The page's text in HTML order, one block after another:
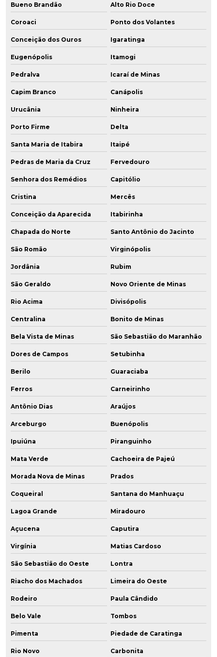
Bueno Brandão Alto Rio Doce
Coroaci Ponto dos Volantes
Conceição dos Ouros Igaratinga
Eugenópolis Itamogi
Pedralva Icaraí de Minas
Capim Branco Canápolis
Urucânia Ninheira
Porto Firme Delta
Santa Maria de Itabira Itaipé
Pedras de Maria da Cruz Fervedouro
Senhora dos Remédios Capitólio
Cristina Mercês
Conceição da Aparecida Itabirinha
Chapada do Norte Santo Antônio do Jacinto
São Romão Virginópolis
Jordânia Rubim
São Geraldo Novo Oriente de Minas
Rio Acima Divisópolis
Centralina Bonito de Minas
Bela Vista de Minas São Sebastião do Maranhão
Dores de Campos Setubinha
Berilo Guaraciaba
Ferros Carneirinho
Antônio Dias Araújos
Arceburgo Buenópolis
Ipuiúna Piranguinho
Mata Verde Cachoeira de Pajeú
Morada Nova de Minas Prados
Coqueiral Santana do Manhuaçu
Lagoa Grande Miradouro
Açucena Caputira
Virgínia Matias Cardoso
São Sebastião do Oeste Lontra
Riacho dos Machados Limeira do Oeste
Rodeiro Paula Cândido
Belo Vale Tombos
Pimenta Piedade de Caratinga
Rio Novo Carbonita